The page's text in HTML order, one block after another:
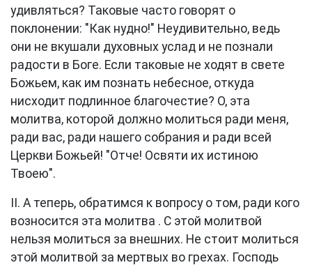
удивляться? Таковые часто говорят о
поклонении: "Как нудно!" Неудивительно, ведь
они не вкушали духовных услад и не познали
радости в Боге. Если таковые не ходят в свете
Божьем, как им познать небесное, откуда
нисходит подлинное благочестие? О, эта
молитва, которой должно молиться ради меня,
ради вас, ради нашего собрания и ради всей
Церкви Божьей! "Отче! Освяти их истиною
Твоею".
II. А теперь, обратимся к вопросу о том, ради кого
возносится эта молитва . С этой молитвой
нельзя молиться за внешних. Не стоит молиться
этой молитвой за мертвых во грехах. Господь